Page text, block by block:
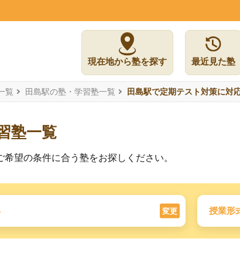
現在地から塾を探す 最近見た塾
覧 田島駅の塾・学習塾一覧 田島駅で定期テスト対策に対
塾一覧
望の条件に合う塾をお探しください。
変更 授業形